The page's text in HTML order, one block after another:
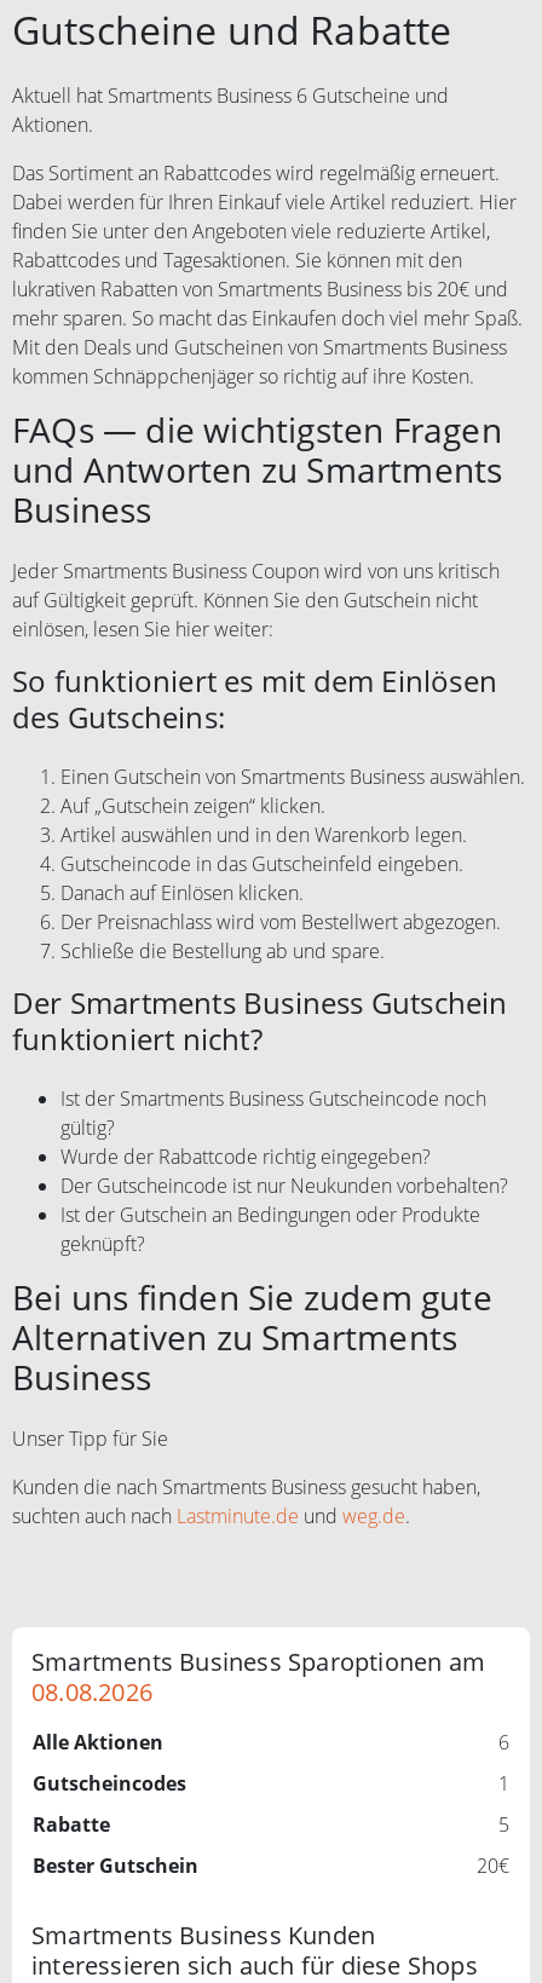
Zur Auszahlung des
Gutscheinwertes geben Sie bitte,
nach Beendigung der Reise, Ihre
https://www.weg.de/gutschein/einl
oesung. Die Auszahlung erfolgt
innerhalb von 14 Werktagen nach
der Übermittlung Ihrer
Kontodaten. Weitere
Einlösebedingungen finden Sie
hier:
https://www.weg.de/gutschein/gut
scheinbedingungen. Weiterverkauf
und Vervielfältigung des
Gutscheins sind nicht gestattet.
Zuwiderhandlungen werden von
Vervielfältigung von
Nichtberechtigten genutzt werden,
werden von der Gesellschaft im
Keine Anwendung auf
Stornierungsgebühren. Bei
abgesagten Reisen besteht kein
Anspruch auf den Gutschein.
Ferienhäuser, Städtereisen, mit
Angebote, sowie andere
unabhängig von der Anzahl
mitreisender Personen. Eine
Kombination mit anderen
Gutscheinaktionen oder eine
Barauszahlung sind nicht möglich.
Zur Auszahlung des
Gutscheinwertes geben Sie bitte,
innerhalb der nächsten 3 Monaten
nach Beendigung der Reise, Ihre
Formular ein:
https://www.weg.de/gutschein/einl
oesung. Die Auszahlung erfolgt
Kontodaten. Weitere
Einlösebedingungen finden Sie
hier:
https://www.weg.de/gutschein/gut
scheinbedingungen. Weiterverkauf
und Vervielfältigung des
Gutscheins sind nicht gestattet.
Comvel GmbH gerichtlich verfolgt.
Gutscheine, die nach
Weiterverkauf oder
Vervielfältigung von
Nichtberechtigten genutzt werden,
werden von der Gesellschaft im
Buchungsprozess nicht akzeptiert.
Keine Anwendung auf
Stornierungsgebühren. Bei
abgesagten Reisen besteht kein
Anspruch auf den Gutschein.
Gutscheine und Rabatte
Aktuell hat Smartments Business 6 Gutscheine und
Aktionen.
Das Sortiment an Rabattcodes wird regelmäßig erneuert.
Dabei werden für Ihren Einkauf viele Artikel reduziert. Hier
finden Sie unter den Angeboten viele reduzierte Artikel,
Rabattcodes und Tagesaktionen. Sie können mit den
lukrativen Rabatten von Smartments Business bis 20€ und
mehr sparen. So macht das Einkaufen doch viel mehr Spaß.
Mit den Deals und Gutscheinen von Smartments Business
kommen Schnäppchenjäger so richtig auf ihre Kosten.
FAQs — die wichtigsten Fragen
und Antworten zu Smartments
Business
Jeder Smartments Business Coupon wird von uns kritisch
auf Gültigkeit geprüft. Können Sie den Gutschein nicht
einlösen, lesen Sie hier weiter:
So funktioniert es mit dem Einlösen
des Gutscheins:
Einen Gutschein von Smartments Business auswählen.
Auf „Gutschein zeigen“ klicken.
Artikel auswählen und in den Warenkorb legen.
Gutscheincode in das Gutscheinfeld eingeben.
Danach auf Einlösen klicken.
Der Preisnachlass wird vom Bestellwert abgezogen.
Schließe die Bestellung ab und spare.
Der Smartments Business Gutschein
funktioniert nicht?
Ist der Smartments Business Gutscheincode noch
gültig?
Wurde der Rabattcode richtig eingegeben?
Der Gutscheincode ist nur Neukunden vorbehalten?
Ist der Gutschein an Bedingungen oder Produkte
geknüpft?
Bei uns finden Sie zudem gute
Alternativen zu Smartments
Business
Unser Tipp für Sie
Kunden die nach Smartments Business gesucht haben,
suchten auch nach Lastminute.de und weg.de.
Smartments Business Sparoptionen am
08.08.2026
Alle Aktionen
6
Gutscheincodes
1
Rabatte
5
Bester Gutschein
20€
Smartments Business Kunden
interessieren sich auch für diese Shops